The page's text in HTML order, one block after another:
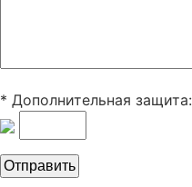
* Дополнительная защита: